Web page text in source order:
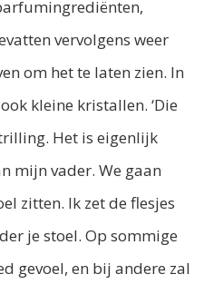
vervolgens weer
om het te laten zien. In
kleine kristallen. ‘Die
Het is eigenlijk
mijn vader. We gaan
zitten. Ik zet de flesjes
je stoel. Op sommige
gevoel, en bij andere zal